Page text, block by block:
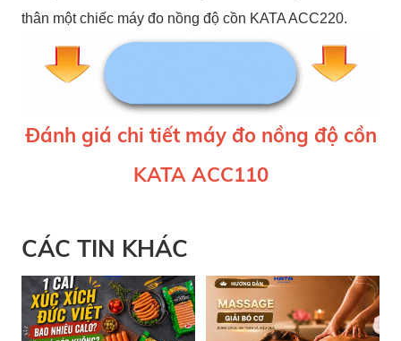
thân một chiếc máy đo nồng độ cồn KATA ACC220.
Đánh giá chi tiết máy đo nồng độ cồn
KATA ACC110
CÁC TIN KHÁC